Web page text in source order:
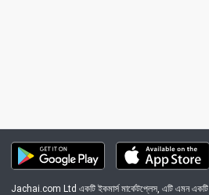
Jachai.com Ltd একটি ইকমার্স মার্কেটপ্লেস, এটি এমন একটি